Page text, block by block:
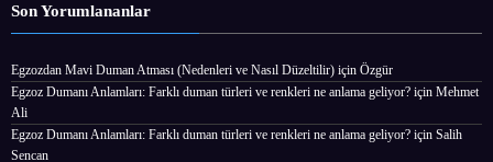
Son Yorumlananlar
Egzozdan Mavi Duman Atması (Nedenleri ve Nasıl Düzeltilir) için Özgür
Egzoz Dumanı Anlamları: Farklı duman türleri ve renkleri ne anlama geliyor? için Mehmet
Ali
Egzoz Dumanı Anlamları: Farklı duman türleri ve renkleri ne anlama geliyor? için Salih
Sencan